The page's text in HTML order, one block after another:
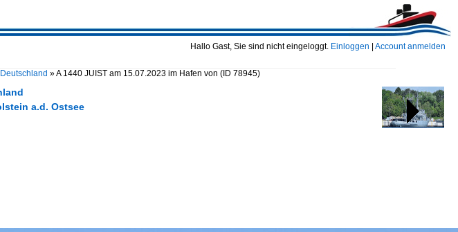
Hallo Gast, Sie sind nicht eingeloggt. Einloggen Account anmelden
Deutschland »A 1440 JUIST am 15.07.2023 im Hafen von (ID 78945)
a.d. Ostsee